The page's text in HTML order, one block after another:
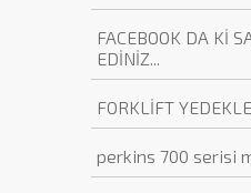
FACEBOOK DA Kİ
EDİNİZ...
FORKLİFT
perkins 700 serisi